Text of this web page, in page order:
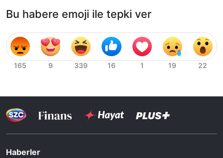
Bu habere emoji ile tepki ver
Haberler